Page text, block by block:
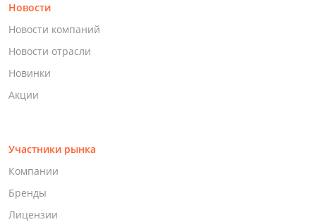
Новости
Новости компаний
Новости отрасли
Новинки
Акции
Участники рынка
Компании
Бренды
Лицензии